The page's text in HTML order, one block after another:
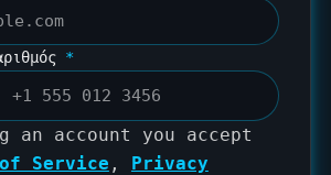
*
an account you accept
of Service ,
Privacy